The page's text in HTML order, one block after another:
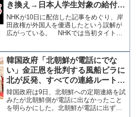
き換え→日本人学生対象の給付
金、生活費の仕送りを受ける学生
は対象外
NHKが10日に配信した記事をめぐり、岸
田政権が外国人を優遇したという誤解が
広がっている。 NHKでは当初タイトル
していたが、これが日本人学生には支給
されない外国...
韓国政府「北朝鮮が電話にでな
い」金正恩を批判する風船ビラに
北が反発、すべての連絡ルートを
遮断
韓国政府は9日、北朝鮮への定期連絡を試
みたが北朝鮮側が電話に出なかったこと
を明らかにした。北朝鮮が電話に出ずと